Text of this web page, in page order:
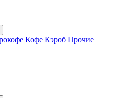
Кофе Кэроб Прочие